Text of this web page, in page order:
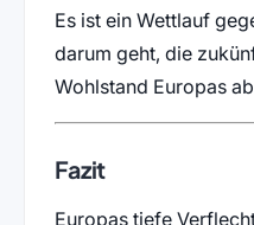
Es ist ein Wettlauf
darum geht, die
Wohlstand Europas
Fazit
Europas tiefe